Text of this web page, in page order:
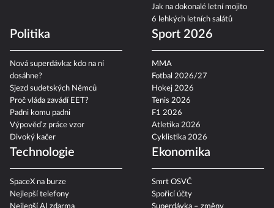
Jak na dokonalé letní mojito
6 lehkých letních salátů
Politika
Nová superdávka: kdo na ní
dosáhne?
Sjezd sudetských Němců
Proč vláda zavádí EET?
Padni komu padni
Výpověď z práce vzor
Divoký kačer
Sport 2026
MMA
Fotbal 2026/27
Hokej 2026
Tenis 2026
F1 2026
Atletika 2026
Cyklistika 2026
Technologie
SpaceX na burze
Nejlepší telefony
Ekonomika
Smrt OSVČ
Spořicí účty